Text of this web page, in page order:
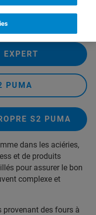
EXPERT
PUMA
S2 PUMA
dans les aciéries,
et de produits
pour assurer le bon
complexe et
provenant des fours à